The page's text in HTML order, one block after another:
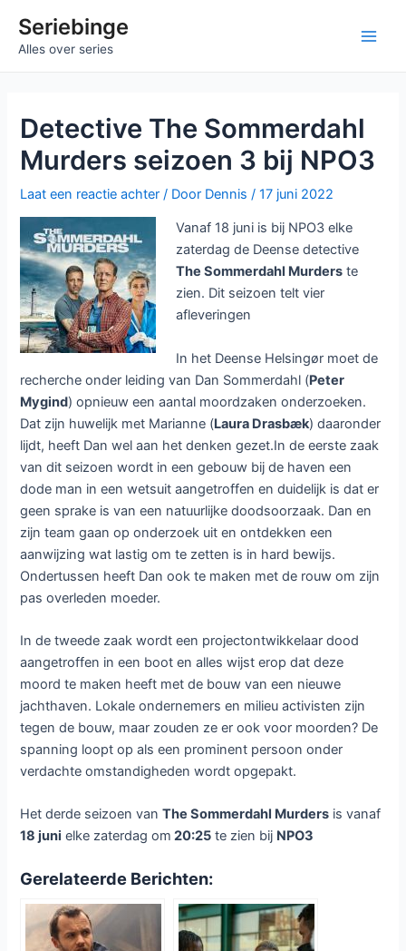
naarSeriebinge
Alles over series
Detective The Sommerdahl
Murders seizoen 3 bij NPO3
Laat een reactie achter / Door Dennis/17 juni 2022
Vanaf 18 juni is bij NPO3 elke
zaterdag de Deense detective
The Sommerdahl Murders te
zien. Dit seizoen telt vier
afleveringen
In het Deense Helsingør moet de
recherche onder leiding van Dan Sommerdahl (Peter
Mygind) opnieuw een aantal moordzaken onderzoeken.
Dat zijn huwelijk met Marianne (Laura Drasbæk) daaronder
lijdt, heeft Dan wel aan het denken gezet.In de eerste zaak
van dit seizoen wordt in een gebouw bij de haven een
dode man in een wetsuit aangetroffen en duidelijk is dat er
geen sprake is van een natuurlijke doodsoorzaak. Dan en
zijn team gaan op onderzoek uit en ontdekken een
aanwijzing wat lastig om te zetten is in hard bewijs.
Ondertussen heeft Dan ook te maken met de rouw om zijn
pas overleden moeder.
In de tweede zaak wordt een projectontwikkelaar dood
aangetroffen in een boot en alles wijst erop dat deze
moord te maken heeft met de bouw van een nieuwe
jachthaven. Lokale ondernemers en milieu activisten zijn
tegen de bouw, maar zouden ze er ook voor moorden? De
spanning loopt op als een prominent persoon onder
verdachte omstandigheden wordt opgepakt.
Het derde seizoen vanThe Sommerdahl Murders is vanaf
18 juni elke zaterdag om 20:25 te zien bij NPO3
Gerelateerde Berichten: